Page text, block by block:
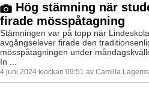
Hög stämning när
firade mösspåtagning
Stämningen var på topp när
avgångselever firade den
mösspåtagningen under
In ...
4 juni 2024 klockan 09:51 av Camilla